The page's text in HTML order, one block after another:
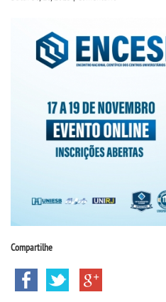
CPSA
CURSOS
LICENCIATURAS
TECNOLÓGICOS
VESTIBULAR
Compartilhe